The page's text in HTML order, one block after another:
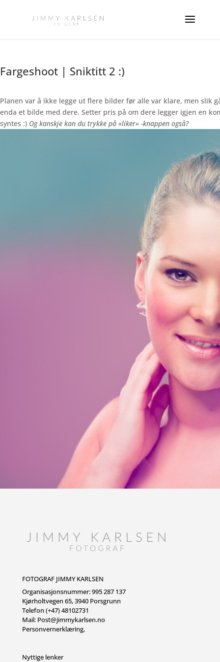
Fargeshoot | Sniktitt 2 :)
Planen var å ikke legge ut flere bilder før alle var klare, men slik
enda et bilde med dere. Setter pris på om dere legger igjen en
syntes :) Og kanskje kan du trykke på «liker» -knappen også?
FOTOGRAF JIMMY KARLSEN
Organisasjonsnummer: 995 287 137
Kjørholtvegen 65, 3940 Porsgrunn
Telefon (+47) 48102731
Mail: Post@jimmykarlsen.no
Personvernerklæring,
Nyttige lenker